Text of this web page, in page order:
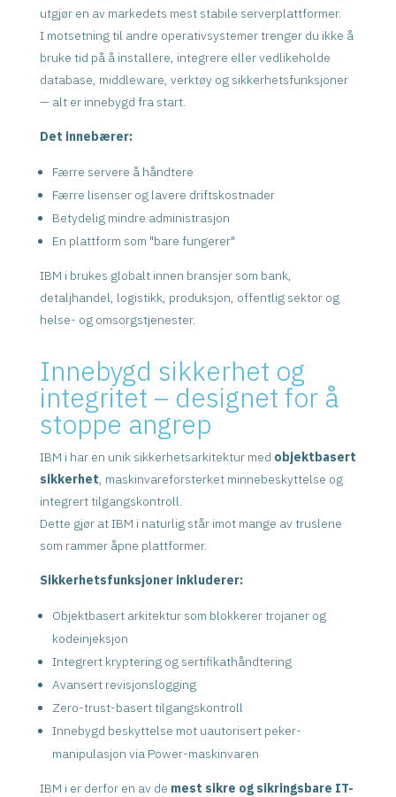
utgjør en av markedets mest stabile serverplattformer.
I motsetning til andre operativsystemer trenger du ikke å
bruke tid på å installere, integrere eller vedlikeholde
database, middleware, verktøy og sikkerhetsfunksjoner
— alt er innebygd fra start.
Det innebærer:
Færre servere å håndtere
Færre lisenser og lavere driftskostnader
Betydelig mindre administrasjon
En plattform som "bare fungerer"
IBM i brukes globalt innen bransjer som bank,
detaljhandel, logistikk, produksjon, offentlig sektor og
helse- og omsorgstjenester.
Innebygd sikkerhet og
integritet – designet for å
stoppe angrep
IBM i har en unik sikkerhetsarkitektur med objektbasert
sikkerhet , maskinvareforsterket minnebeskyttelse og
integrert tilgangskontroll.
Dette gjør at IBM i naturlig står imot mange av truslene
som rammer åpne plattformer.
Sikkerhetsfunksjoner inkluderer:
Objektbasert arkitektur som blokkerer trojaner og
kodeinjeksjon
Integrert kryptering og sertifikathåndtering
Avansert revisjonslogging
Zero-trust-basert tilgangskontroll
Innebygd beskyttelse mot uautorisert peker-
manipulasjon via Power-maskinvaren
IBM i er derfor en av de mest sikre og sikringsbare IT-